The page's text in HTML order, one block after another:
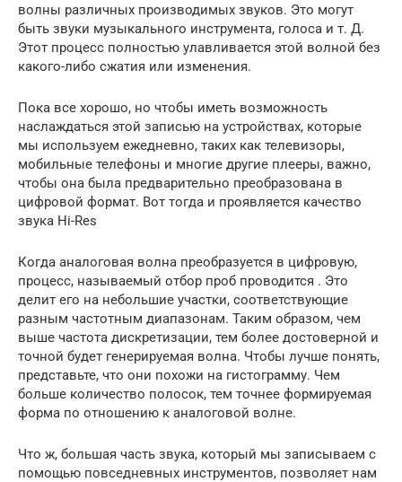
волны различных производимых звуков. Это могут
быть звуки музыкального инструмента, голоса и т. Д.
Этот процесс полностью улавливается этой волной без
какого-либо сжатия или изменения.
Пока все хорошо, но чтобы иметь возможность
наслаждаться этой записью на устройствах, которые
мы используем ежедневно, таких как телевизоры,
мобильные телефоны и многие другие плееры, важно,
чтобы она была предварительно преобразована в
цифровой формат. Вот тогда и проявляется качество
звука Hi-Res
Когда аналоговая волна преобразуется в цифровую,
процесс, называемый отбор проб проводится . Это
делит его на небольшие участки, соответствующие
разным частотным диапазонам. Таким образом, чем
выше частота дискретизации, тем более достоверной и
точной будет генерируемая волна. Чтобы лучше понять,
представьте, что они похожи на гистограмму. Чем
больше количество полосок, тем точнее формируемая
форма по отношению к аналоговой волне.
Что ж, большая часть звука, который мы записываем с
помощью повседневных инструментов, позволяет нам